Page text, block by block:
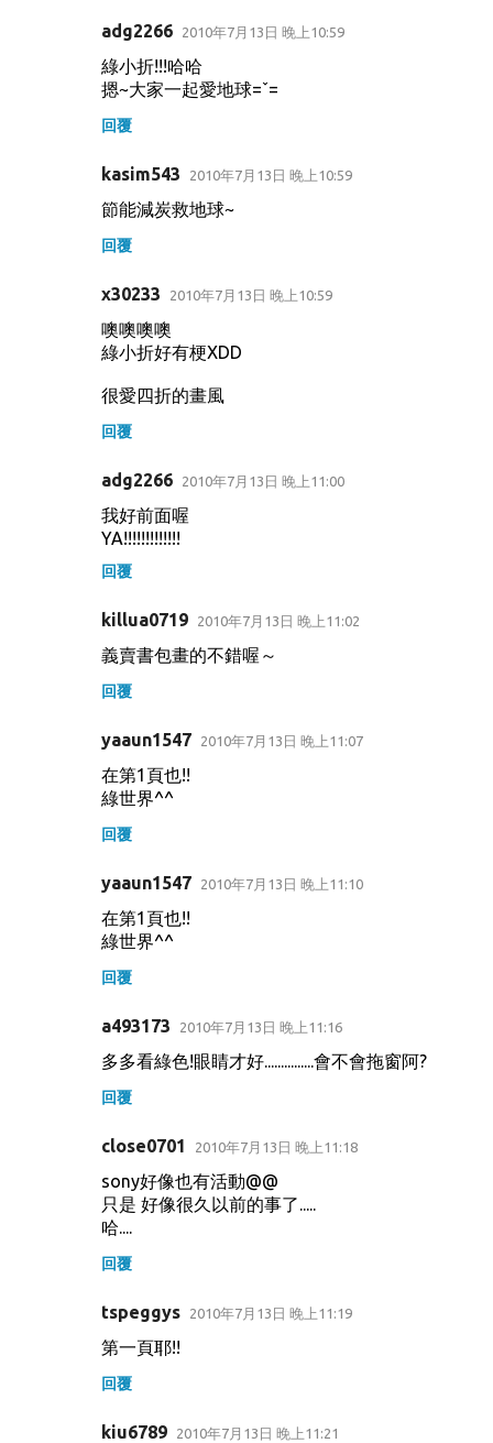
adg2266 2010年7月13日 晚上10:59
綠小折!!!哈哈
摁~大家一起愛地球=ˇ=
回覆
kasim543 2010年7月13日 晚上10:59
節能減炭救地球~
回覆
x30233 2010年7月13日 晚上10:59
噢噢噢噢
綠小折好有梗XDD
很愛四折的畫風
回覆
adg2266 2010年7月13日 晚上11:00
我好前面喔
YA!!!!!!!!!!!!!
回覆
killua0719 2010年7月13日 晚上11:02
義賣書包畫的不錯喔～
回覆
yaaun1547 2010年7月13日 晚上11:07
在第1頁也!!
綠世界^^
回覆
yaaun1547 2010年7月13日 晚上11:10
在第1頁也!!
綠世界^^
回覆
a493173 2010年7月13日 晚上11:16
多多看綠色!眼睛才好...............會不會拖窗阿?
回覆
close0701 2010年7月13日 晚上11:18
sony好像也有活動@@
只是 好像很久以前的事了.....
哈....
回覆
tspeggys 2010年7月13日 晚上11:19
第一頁耶!!
回覆
kiu6789 2010年7月13日 晚上11:21